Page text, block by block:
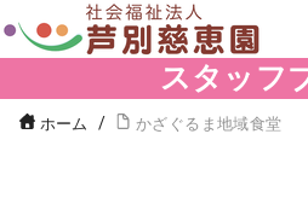
スタッフ
ホーム かざぐるま地域食堂